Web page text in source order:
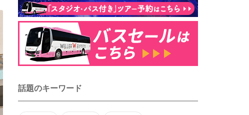
話題のキーワード